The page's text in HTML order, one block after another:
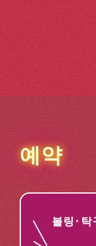
예약
볼링·탁